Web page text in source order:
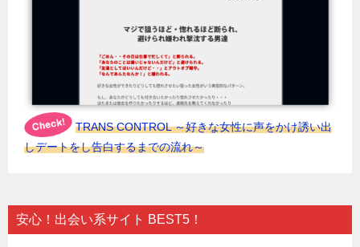
TRANS CONTROL ～好きな女性に声をかけ誘い出
しデートをし告白するまでの流れ～
安心！出会い系サイト BEST5！